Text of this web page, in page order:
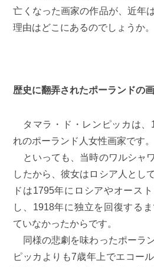
亡くなった画家の作品が、近年
理由はどこにあるのでしょうか。
歴史に翻弄されたポーランドの
タマラ・ド・レンピッカは、
れのポーランド人女性画家です。
といっても、当時のワルシャ
したから、彼女はロシア人とし
ドは1795年にロシアやオース
し、1918年に独立を回復する
ていなかったからです。
同様の悲劇を味わったポーラ
ピッカよりも7歳年上でエコー